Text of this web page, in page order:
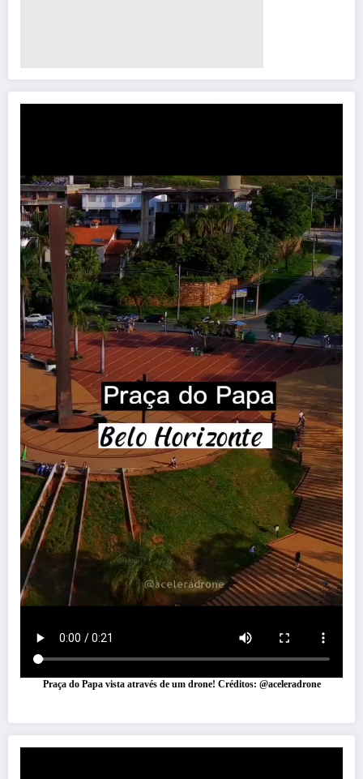
Praça do Papa vista através de um drone! Créditos: @aceleradrone